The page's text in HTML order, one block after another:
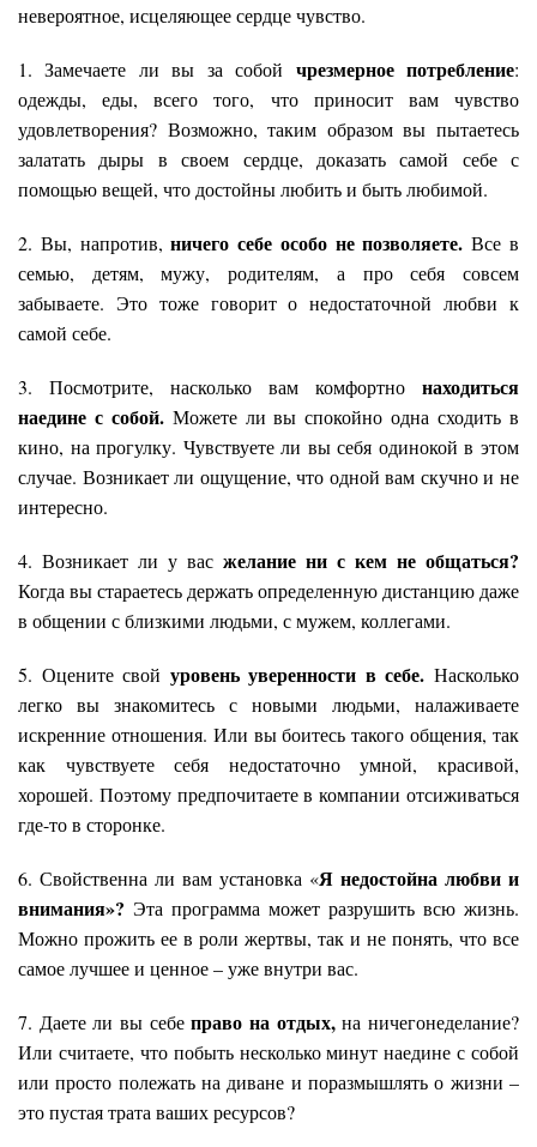
невероятное, исцеляющее сердце чувство.
1. Замечаете ли вы за собой чрезмерное потребление:
одежды, еды, всего того, что приносит вам чувство
удовлетворения? Возможно, таким образом вы пытаетесь
залатать дыры в своем сердце, доказать самой себе с
помощью вещей, что достойны любить и быть любимой.
2. Вы, напротив,ничего себе особо не позволяете. Все в
семью, детям, мужу, родителям, а про себя совсем
забываете. Это тоже говорит о недостаточной любви к
самой себе.
3. Посмотрите, насколько вам комфортно находиться
наедине с собой. Можете ли вы спокойно одна сходить в
кино, на прогулку. Чувствуете ли вы себя одинокой в этом
случае. Возникает ли ощущение, что одной вам скучно и не
интересно.
4. Возникает ли у вас желание ни с кем не общаться?
Когда вы стараетесь держать определенную дистанцию даже
в общении с близкими людьми, с мужем, коллегами.
5. Оцените свой уровень уверенности в себе.Насколько
легко вы знакомитесь с новыми людьми, налаживаете
искренние отношения. Или вы боитесь такого общения, так
как чувствуете себя недостаточно умной, красивой,
хорошей. Поэтому предпочитаете в компании отсиживаться
где-то в сторонке.
6. Свойственна ли вам установка «Я недостойна любви и
внимания»? Эта программа может разрушить всю жизнь.
Можно прожить ее в роли жертвы, так и не понять, что все
самое лучшее и ценное – уже внутри вас.
7. Даете ли вы себеправо на отдых,на ничегонеделание?
Или считаете, что побыть несколько минут наедине с собой
или просто полежать на диване и поразмышлять о жизни –
это пустая трата ваших ресурсов?